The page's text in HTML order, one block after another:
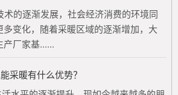
多变化，随着采暖区域的逐渐增加，大
产厂家基......
采暖有什么优势？
水平的逐渐提升，现如今越来越多的朋
择采暖的时候都会考虑到空气能采暖，